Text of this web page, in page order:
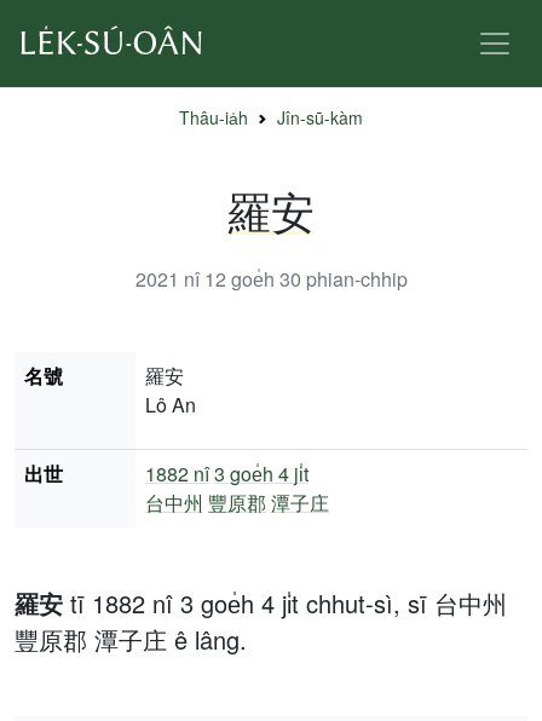
Thâu-ia̍h Jîn-sū-kàm
羅安
2021 nî 12 goe̍h 30 phian-chhip
羅安 tī 1882 nî 3 goe̍h 4 ji̍t chhut-sì, sī 台中州
豐原郡 潭子庄 ê lâng.
名號
羅安
Lô An
出世 1882 nî3 goe̍h 4 ji̍t
台中州 豐原郡 潭子庄